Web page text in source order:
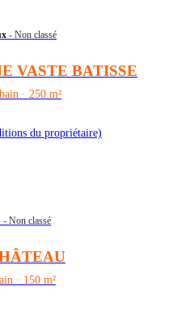
- Non classé
VASTE BATISSE
· 250 m²
du propriétaire)
- Non classé
· 150 m²